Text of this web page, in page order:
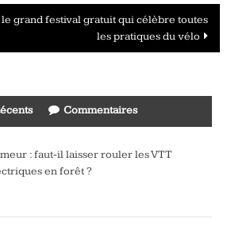
le grand festival gratuit qui célèbre toutes
les pratiques du vélo
Commentaires
: faut-il laisser rouler les VTT
en forêt ?